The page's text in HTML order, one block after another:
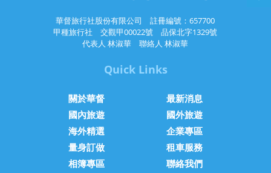
華督旅行社股份有限公司 註冊編號：657700
甲種旅行社 交觀甲00022號 品保北字1329號
代表人 林淑華 聯絡人 林淑華
Quick Links
關於華督
最新消息
國內旅遊
國外旅遊
海外精選
企業專區
量身訂做
租車服務
相簿專區
聯絡我們